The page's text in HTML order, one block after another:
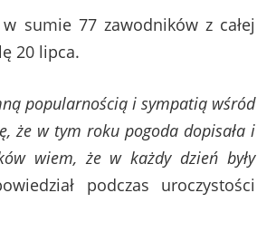
sumie 77 zawodników z całej
20 lipca.
popularnością i sympatią wśród
że w tym roku pogoda dopisała i
wiem, że w każdy dzień były
podczas uroczystości